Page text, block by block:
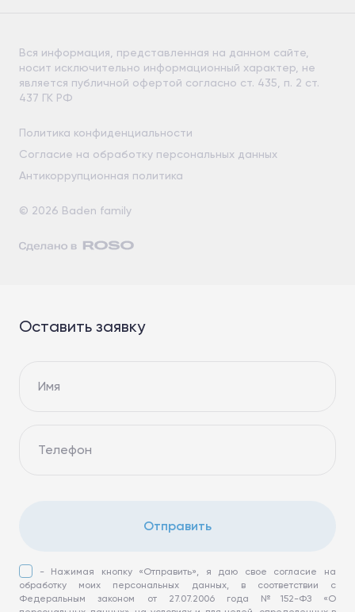
Вся информация, представленная на данном сайте,
носит исключительно информационный характер, не
является публичной офертой согласно ст. 435, п. 2 ст.
437 ГК РФ
Политика конфиденциальности
Согласие на обработку персональных данных
Антикоррупционная политика
© 2026 Baden family
Оставить заявку
Имя
Телефон
Отправить
- Нажимая кнопку «Отправить», я даю свое согласие на
обработку моих персональных данных, в соответствии с
Федеральным законом от 27.07.2006 года №152-ФЗ «О